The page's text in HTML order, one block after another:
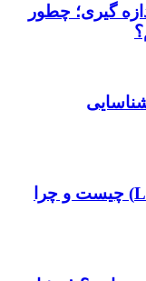
گیری؛ چطور
بروکر لایت فایننس (LiteFinance) چیست و چرا